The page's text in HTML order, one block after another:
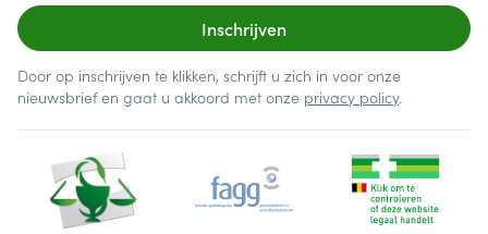
Inschrijven
Door op inschrijven te klikken, schrijft u zich in voor onze
nieuwsbrief en gaat u akkoord met onze privacy policy.